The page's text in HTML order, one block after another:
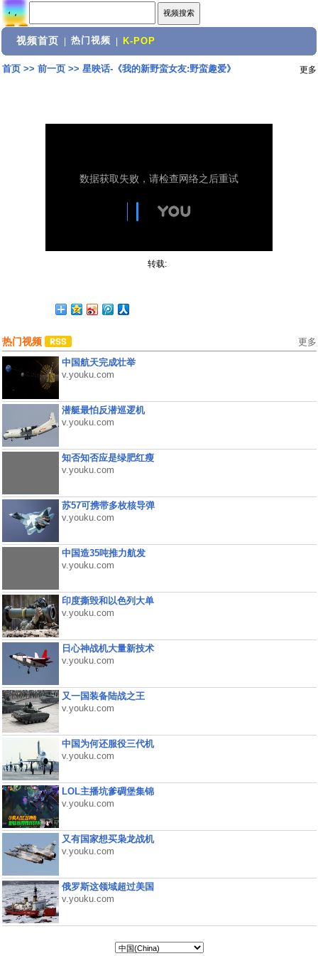
视频首页 热门视频 K-POP
首页>> 前一页>> 星映话-《我的新野蛮女友:野蛮趣爱》 更多
转载:
热门视频 更多
中国航天完成壮举
v.youku.com
潜艇最怕反潜巡逻机
v.youku.com
知否知否应是绿肥红瘦
v.youku.com
苏57可携带多枚核导弹
v.youku.com
中国造35吨推力航发
v.youku.com
印度撕毁和以色列大单
v.youku.com
日心神战机大量新技术
v.youku.com
又一国装备陆战之王
v.youku.com
中国为何还服役三代机
v.youku.com
LOL主播坑爹碉堡集锦
v.youku.com
又有国家想买枭龙战机
v.youku.com
俄罗斯这领域超过美国
v.youku.com